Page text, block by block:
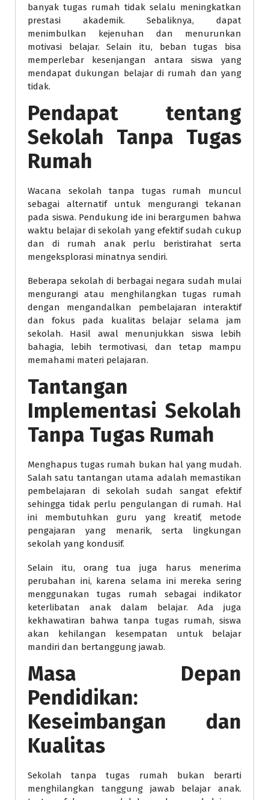
banyak tugas rumah tidak selalu meningkatkan
prestasi akademik. Sebaliknya, dapat
menimbulkan kejenuhan dan menurunkan
motivasi belajar. Selain itu, beban tugas bisa
memperlebar kesenjangan antara siswa yang
mendapat dukungan belajar di rumah dan yang
tidak.
Pendapat tentang
Sekolah Tanpa Tugas
Rumah
Wacana sekolah tanpa tugas rumah muncul
sebagai alternatif untuk mengurangi tekanan
pada siswa. Pendukung ide ini berargumen bahwa
waktu belajar di sekolah yang efektif sudah cukup
dan di rumah anak perlu beristirahat serta
mengeksplorasi minatnya sendiri.
Beberapa sekolah di berbagai negara sudah mulai
mengurangi atau menghilangkan tugas rumah
dengan mengandalkan pembelajaran interaktif
dan fokus pada kualitas belajar selama jam
sekolah. Hasil awal menunjukkan siswa lebih
bahagia, lebih termotivasi, dan tetap mampu
memahami materi pelajaran.
Tantangan
Implementasi Sekolah
Tanpa Tugas Rumah
Menghapus tugas rumah bukan hal yang mudah.
Salah satu tantangan utama adalah memastikan
pembelajaran di sekolah sudah sangat efektif
sehingga tidak perlu pengulangan di rumah. Hal
ini membutuhkan guru yang kreatif, metode
pengajaran yang menarik, serta lingkungan
sekolah yang kondusif.
Selain itu, orang tua juga harus menerima
perubahan ini, karena selama ini mereka sering
menggunakan tugas rumah sebagai indikator
keterlibatan anak dalam belajar. Ada juga
kekhawatiran bahwa tanpa tugas rumah, siswa
akan kehilangan kesempatan untuk belajar
mandiri dan bertanggung jawab.
Masa Depan
Pendidikan:
Keseimbangan dan
Kualitas
Sekolah tanpa tugas rumah bukan berarti
menghilangkan tanggung jawab belajar anak.